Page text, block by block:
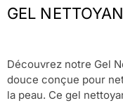
GEL
Découvrez notre Gel
douce conçue pour
la peau. Ce gel